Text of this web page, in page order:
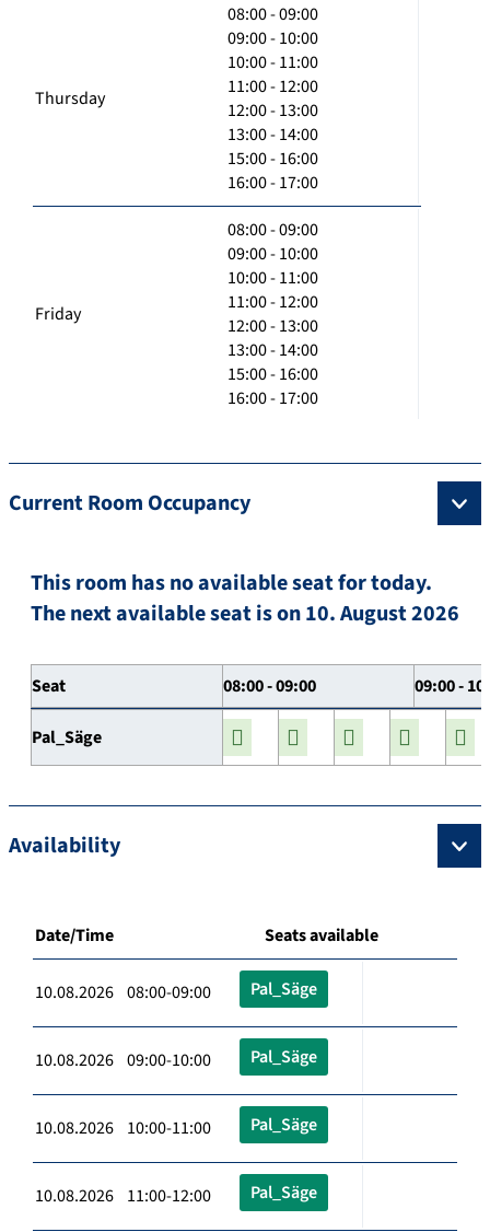
Thursday
08:00 - 09:00
09:00 - 10:00
10:00 - 11:00
11:00 - 12:00
12:00 - 13:00
13:00 - 14:00
15:00 - 16:00
16:00 - 17:00
Friday
08:00 - 09:00
09:00 - 10:00
10:00 - 11:00
11:00 - 12:00
12:00 - 13:00
13:00 - 14:00
15:00 - 16:00
16:00 - 17:00
Current Room Occupancy
This room has no available seat for today.
The next available seat is on 10. August 2026
Seat 08:00 - 09:00 09:00 -
Pal_Säge
Availability
Date/Time Seats available
10.08.2026 08:00-09:00 Pal_Säge
10.08.2026 09:00-10:00 Pal_Säge
10.08.2026 10:00-11:00 Pal_Säge
10.08.2026 11:00-12:00 Pal_Säge